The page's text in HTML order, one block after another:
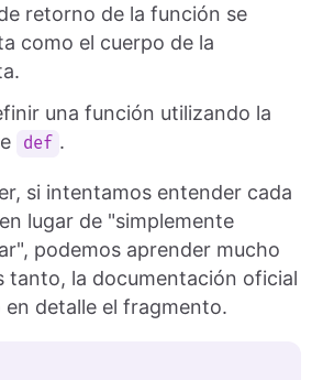
retorno de la función se
como el cuerpo de la
una función utilizando la
def .
si intentamos entender cada
lugar de "simplemente
podemos aprender mucho
tanto, la documentación oficial
en detalle el fragmento.